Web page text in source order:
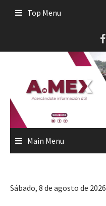
Top Menu
Main Menu
Sábado, 8 de agosto de 2026